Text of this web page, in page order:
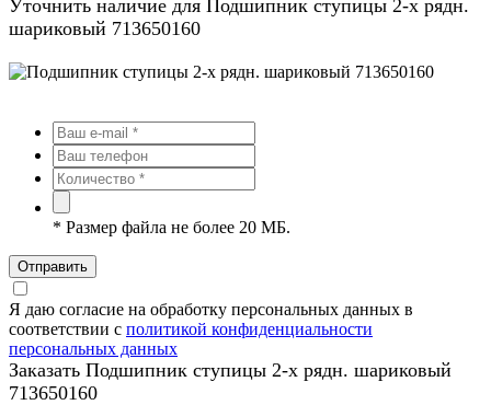
Уточнить наличие для Подшипник ступицы 2-х рядн.
шариковый 713650160
* Размер файла не более 20 МБ.
Отправить
Я даю согласие на обработку персональных данных в
соответствии с политикой конфиденциальности
персональных данных
Заказать Подшипник ступицы 2-х рядн. шариковый
713650160